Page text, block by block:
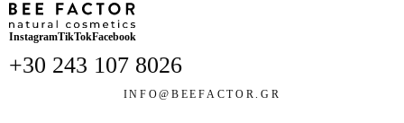
InstagramTikTokFacebook
+30 243 107 8026
INFO@BEEFACTOR.GR